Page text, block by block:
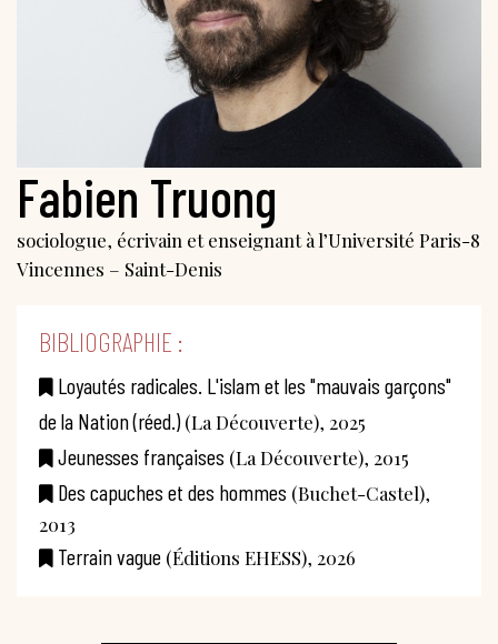
Fabien Truong
sociologue, écrivain et enseignant à l’Université Paris-8
Vincennes – Saint-Denis
BIBLIOGRAPHIE :
Loyautés radicales. L'islam et les "mauvais garçons"
de la Nation (réed.)(La Découverte), 2025
Jeunesses françaises (La Découverte), 2015
Des capuches et des hommes (Buchet-Castel),
2013
Terrain vague (Éditions EHESS), 2026